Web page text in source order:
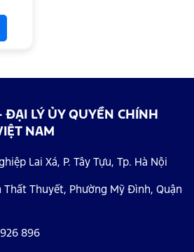
LÝ ỦY QUYỀN CHÍNH
NAM
Lai Xá, P. Tây Tựu, Tp. Hà Nội
Thất Thuyết, Phường Mỹ Đình, Quận
896